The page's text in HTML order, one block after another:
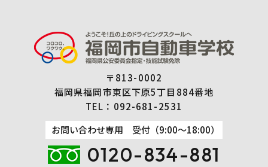
〒813-0002
福岡県福岡市東区下原5丁目884番地
TEL： 092-681-2531
お問い合わせ専用 受付（9:00～18:00）
0120-834-881